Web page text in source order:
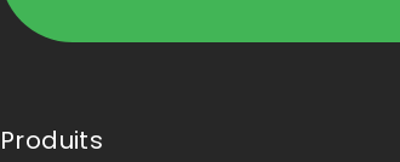
Produits